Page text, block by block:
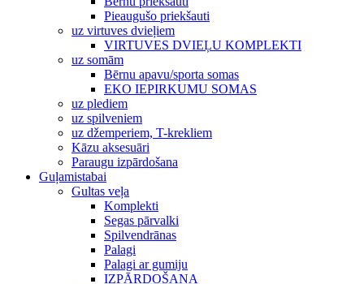
Pieaugušo priekšauti
uz virtuves dvieļiem
VIRTUVES DVIEĻU KOMPLEKTI
uz somām
Bērnu apavu/sporta somas
EKO IEPIRKUMU SOMAS
uz plediem
uz spilveniem
uz džemperiem, T-krekliem
Kāzu aksesuāri
Paraugu izpārdošana
Guļamistabai
Gultas veļa
Komplekti
Segas pārvalki
Spilvendrānas
Palagi
Palagi ar gumiju
IZPĀRDOŠANA